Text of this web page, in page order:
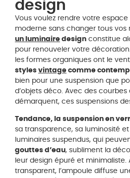
design
Vous voulez rendre votre espace
moderne sans changer tous vos
un luminaire design constitue
pour renouveler votre
les formes organiques ont le
styles vintage comme
bien pour une suspension que
d’objets déco. Avec des courbes
démarquent, ces suspensions
Tendance, la suspension en
sa transparence, sa luminosité et
luminaires suspendus, qui
gouttes d’eau, subliment la
leur design épuré et minimaliste.
transparent, l’ampoule diffuse